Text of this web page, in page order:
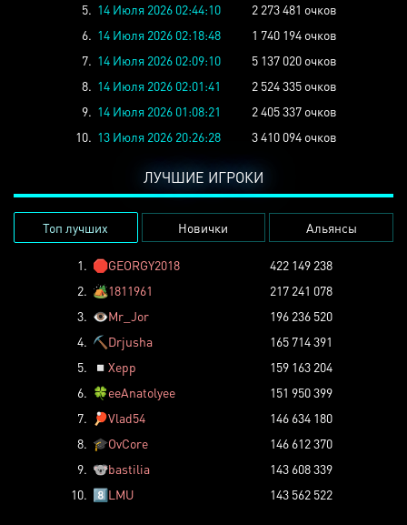
5. 14 Июля 2026 02:44:10
2 273 481 очков
6. 14 Июля 2026 02:18:48
1 740 194 очков
7. 14 Июля 2026 02:09:10
5 137 020 очков
8. 14 Июля 2026 02:01:41
2 524 335 очков
9. 14 Июля 2026 01:08:21
2 405 337 очков
10. 13 Июля 2026 20:26:28 3 410 094 очков
ЛУЧШИЕ ИГРОКИ
Топ лучших Новички Альянсы
1. 🛑GEORGY2018
422 149 238
2. 🏕️1811961
217 241 078
3. 👁️Mr_Jor
196 236 520
4. ⛏️ Drjusha
165 714 391
5.
◽ Xepp
159 163 204
6. 🍀eeAnatolyee
151 950 399
7.
🏓Vlad54
146 634 180
8. 🎓OvCore
146 612 370
9. 🐨bastilia
143 608 339
10. 8️⃣LMU 143 562 522